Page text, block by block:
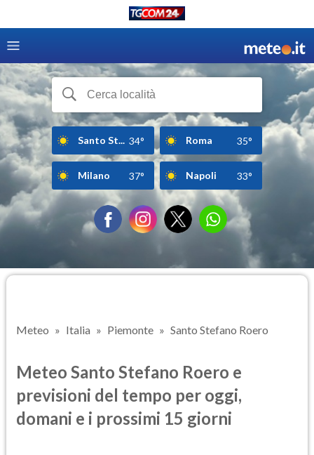
Santo St... 34° Roma 35°
Milano 37° Napoli 33°
Meteo Italia Piemonte Santo Stefano Roero
Meteo Santo Stefano Roero e
previsioni del tempo per oggi,
domani e i prossimi 15 giorni